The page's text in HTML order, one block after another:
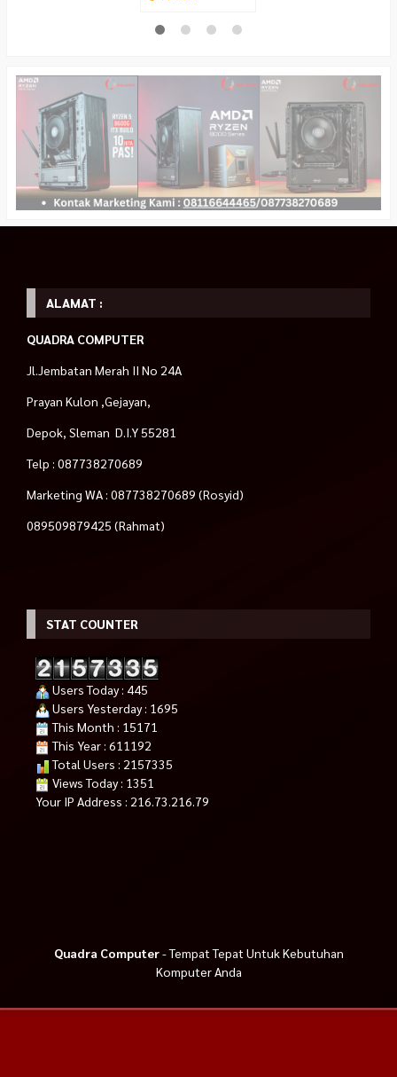
ALAMAT :
QUADRA COMPUTER
Jl.Jembatan Merah II No 24A
Prayan Kulon ,Gejayan,
Depok, Sleman D.I.Y 55281
Telp : 087738270689
Marketing WA : 087738270689 (Rosyid)
089509879425 (Rahmat)
STAT COUNTER
Users Today : 445
Users Yesterday : 1695
This Month : 15171
This Year : 611192
Total Users : 2157335
Views Today : 1351
Your IP Address : 216.73.216.79
Quadra Computer- Tempat Tepat Untuk Kebutuhan
Komputer Anda